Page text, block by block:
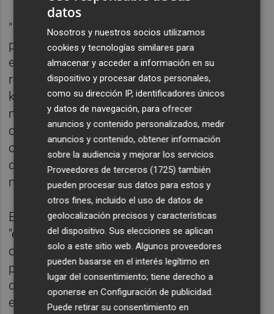
"En unos días de reencuentro y familia, no
podía faltar también un reconocimiento
especial al esfuerzo de los agentes que
realizáis una extraordinaria labor a miles de
kilómetros de vuestras casas, un esfuerzo
menos conocido y que es imprescindible
destacar. Y más cuando se trata de
operaciones en escenarios de tanta
dificultad como Ucrania y Siria", ha
manifestado el ministro.
El responsable del Interior ha elogiado la
"eficacia y profesionalidad" de los agentes
del Grupo de Operaciones Especiales que
permitieron llevar a cabo las evacuaciones
del personal diplomático y de ciudadanos
españoles desde Kiev, en febrero de 2022, y
datos
Nosotros y nuestros socios utilizamos
cookies y tecnologías similares para
almacenar y acceder a información en su
dispositivo y procesar datos personales,
como su dirección IP, identificadores únicos
y datos de navegación, para ofrecer
anuncios y contenido personalizados, medir
anuncios y contenido, obtener información
sobre la audiencia y mejorar los servicios.
Proveedores de terceros (1725) también
pueden procesar sus datos para estos y
otros fines, incluido el uso de datos de
geolocalización precisos y características
del dispositivo. Sus elecciones se aplican
solo a este sitio web. Algunos proveedores
pueden basarse en el interés legítimo en
lugar del consentimiento; tiene derecho a
oponerse enConfiguración de publicidad
Puede retirar su consentimiento en